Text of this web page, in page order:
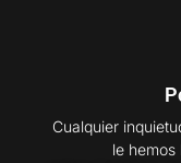
Cualquier
le